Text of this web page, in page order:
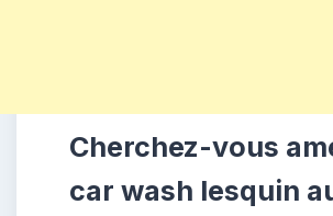
Cherchez-vous
car wash lesquin